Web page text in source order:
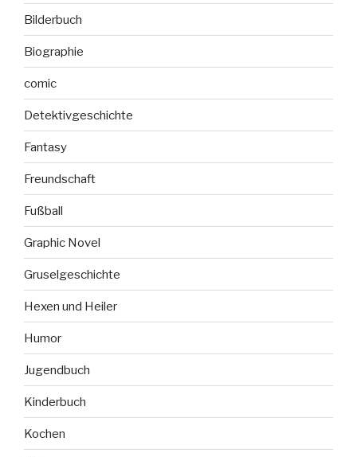
Bilderbuch
Biographie
comic
Detektivgeschichte
Fantasy
Freundschaft
Fußball
Graphic Novel
Gruselgeschichte
Hexen und Heiler
Humor
Jugendbuch
Kinderbuch
Kochen